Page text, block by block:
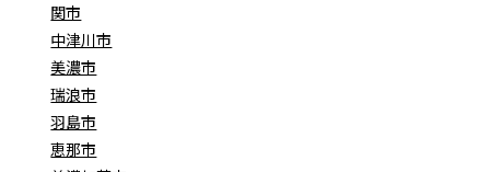
関市
中津川市
美濃市
瑞浪市
羽島市
恵那市